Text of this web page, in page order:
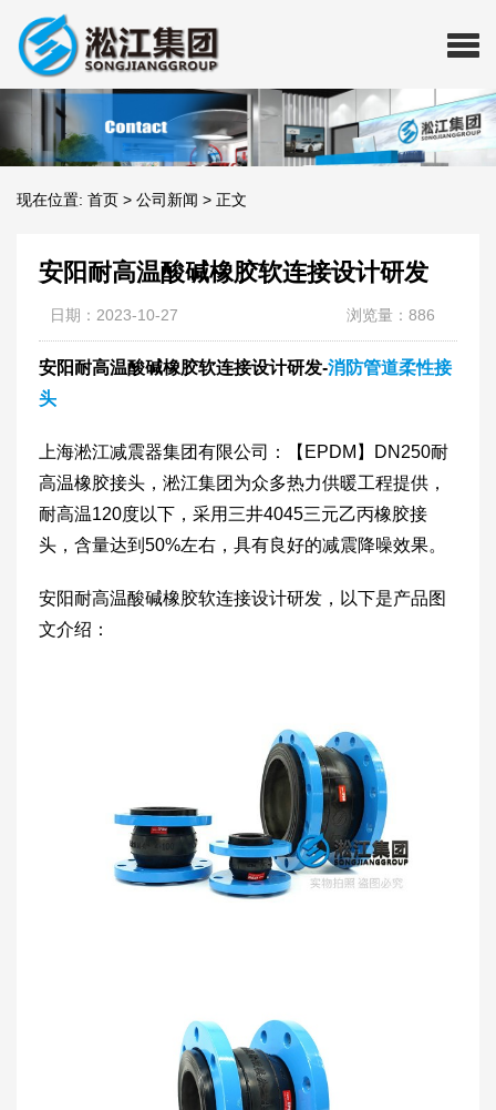
现在位置: 首页 > 公司新闻 > 正文
安阳耐高温酸碱橡胶软连接设计研发
日期：2023-10-27 浏览量：886
安阳耐高温酸碱橡胶软连接设计研发-消防管道柔性接
头
上海淞江减震器集团有限公司：【EPDM】DN250耐
高温橡胶接头，淞江集团为众多热力供暖工程提供，
耐高温120度以下，采用三井4045三元乙丙橡胶接
头，含量达到50%左右，具有良好的减震降噪效果。
安阳耐高温酸碱橡胶软连接设计研发，以下是产品图
文介绍：